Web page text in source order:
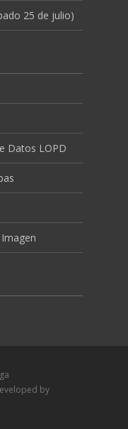
25 de julio)
Datos LOPD
by